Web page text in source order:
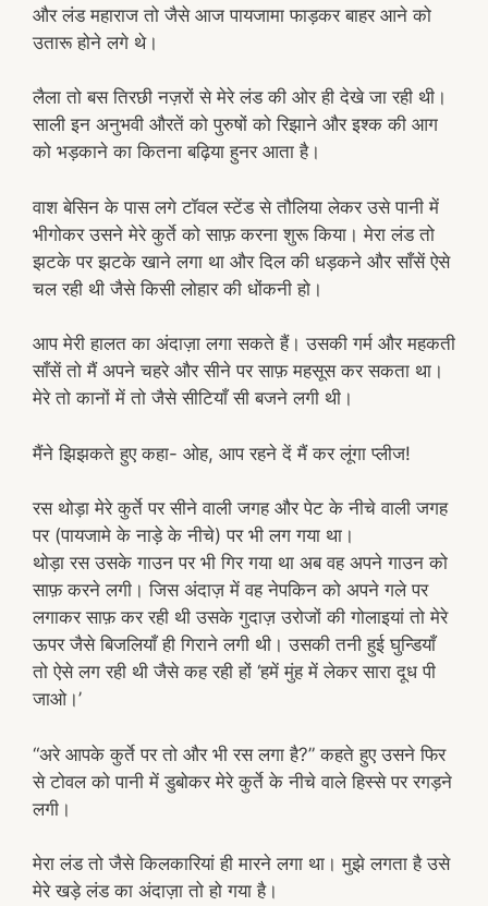
और लंड महाराज तो जैसे आज पायजामा फाड़कर बाहर आने को
उतारू होने लगे थे।
लैला तो बस तिरछी नज़रों से मेरे लंड की ओर ही देखे जा रही थी।
साली इन अनुभवी औरतें को पुरुषों को रिझाने और इश्क की आग
को भड़काने का कितना बढ़िया हुनर आता है।
वाश बेसिन के पास लगे टॉवल स्टेंड से तौलिया लेकर उसे पानी में
भीगोकर उसने मेरे कुर्ते को साफ़ करना शुरू किया। मेरा लंड तो
झटके पर झटके खाने लगा था और दिल की धड़कने और साँसें ऐसे
चल रही थी जैसे किसी लोहार की धोंकनी हो।
आप मेरी हालत का अंदाज़ा लगा सकते हैं। उसकी गर्म और महकती
साँसें तो मैं अपने चहरे और सीने पर साफ़ महसूस कर सकता था।
मेरे तो कानों में तो जैसे सीटियाँ सी बजने लगी थी।
मैंने झिझकते हुए कहा- ओह, आप रहने दें मैं कर लूंगा प्लीज!
रस थोड़ा मेरे कुर्ते पर सीने वाली जगह और पेट के नीचे वाली जगह
पर (पायजामे के नाड़े के नीचे) पर भी लग गया था।
थोड़ा रस उसके गाउन पर भी गिर गया था अब वह अपने गाउन को
साफ़ करने लगी। जिस अंदाज़ में वह नेपकिन को अपने गले पर
लगाकर साफ़ कर रही थी उसके गुदाज़ उरोजों की गोलाइयां तो मेरे
ऊपर जैसे बिजलियाँ ही गिराने लगी थी। उसकी तनी हुई घुन्डियाँ
तो ऐसे लग रही थी जैसे कह रही हों ‘हमें मुंह में लेकर सारा दूध पी
जाओ।’
“अरे आपके कुर्ते पर तो और भी रस लगा है?” कहते हुए उसने फिर
से टोवल को पानी में डुबोकर मेरे कुर्ते के नीचे वाले हिस्से पर रगड़ने
लगी।
मेरा लंड तो जैसे किलकारियां ही मारने लगा था। मुझे लगता है उसे
मेरे खड़े लंड का अंदाज़ा तो हो गया है।